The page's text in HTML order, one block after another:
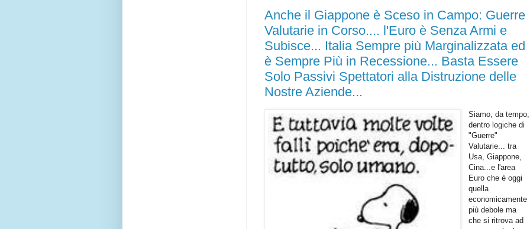
Anche il Giappone è Sceso in Campo: Guerre
Valutarie in Corso.... l'Euro è Senza Armi e
Subisce... Italia Sempre più Marginalizzata ed
è Sempre Più in Recessione... Basta Essere
Solo Passivi Spettatori alla Distruzione delle
Nostre Aziende...
Siamo, da tempo,
dentro logiche di
"Guerre"
Valutarie... tra
Usa, Giappone,
Cina...e l'area
Euro che è oggi
quella
economicamente
più debole ma
che si ritrova ad